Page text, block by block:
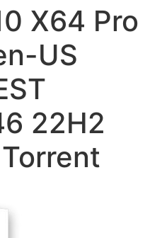
X64 Pro
US
22H2